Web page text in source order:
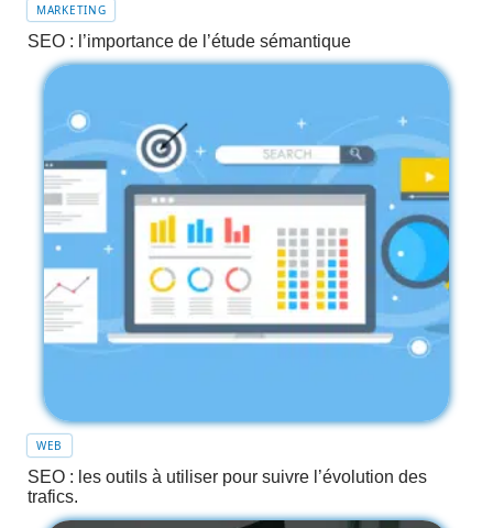
MARKETING
SEO : l’importance de l’étude sémantique
WEB
SEO : les outils à utiliser pour suivre l’évolution des
trafics.